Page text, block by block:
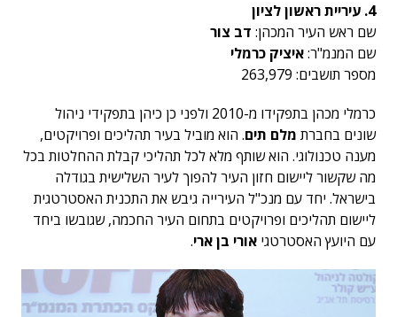
4. עיריית ראשון לציון
שם ראש העיר המכהן: דב צור
שם המנמ"ר:איציק כרמלי
מספר תושבים: 263,979
כרמלי מכהן בתפקידו מ-2010 ולפני כן כיהן בתפקידי ניהול
שונים בחברת מלם תים. הוא מוביל בעיר תהליכים ופרויקטים,
מענה טכנולוגי. הוא שותף מלא לכל תהליכי קבלת ההחלטות בכל
מה שקשור ליישום חזון העיר להפוך לעיר השלישית בגודלה
בישראל. יחד עם מנכ"ל העירייה גיבש את התכנית האסטרטגית
ליישום תהליכים ופרויקטים בתחום העיר החכמה, שגובשו ביחד
עם היועץ האסטרטגי אורי בן ארי.